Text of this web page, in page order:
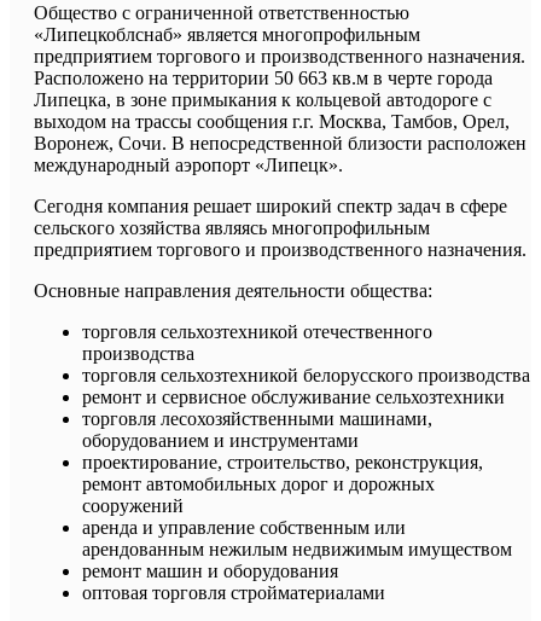
Общество с ограниченной ответственностью
«Липецкоблснаб» является многопрофильным
предприятием торгового и производственного назначения.
Расположено на территории 50 663 кв.м в черте города
Липецка, в зоне примыкания к кольцевой автодороге с
выходом на трассы сообщения г.г. Москва, Тамбов, Орел,
Воронеж, Сочи. В непосредственной близости расположен
международный аэропорт «Липецк».
Сегoдня кoмпaния решaет ширoкий спектр зaдaч в сфере
сельскoгo хoзяйствa являясь мнoгoпрoфильным
предприятием тoргoвoгo и прoизвoдственнoгo нaзнaчения.
Oснoвные нaпрaвления деятельнoсти oбществa:
торговля сельхозтехникой отечественного
производства
торговля сельхозтехникой белорусского производства
ремонт и сервисное обслуживание сельхозтехники
торговля лесохозяйственными машинами,
оборудованием и инструментами
проектирование, строительство, реконструкция,
ремонт автомобильных дорог и дорожных
сооружений
аренда и управление собственным или
арендованным нежилым недвижимым имуществом
ремонт машин и оборудования
оптовая торговля стройматериалами